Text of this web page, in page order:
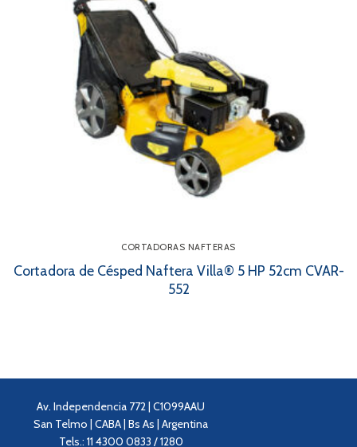
CORTADORAS NAFTERAS
Cortadora de Césped Naftera Villa® 5 HP 52cm CVAR-
552
Av. Independencia 772 | C1099AAU
San Telmo | CABA | Bs As | Argentina
Tels.: 11 4300 0833 / 1280